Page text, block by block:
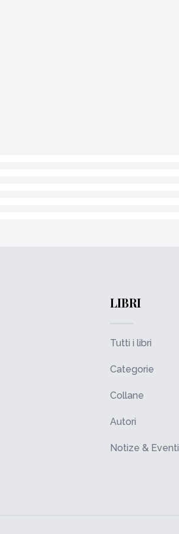
LIBRI
Tutti i libri
Categorie
Collane
Autori
Notize & Eventi